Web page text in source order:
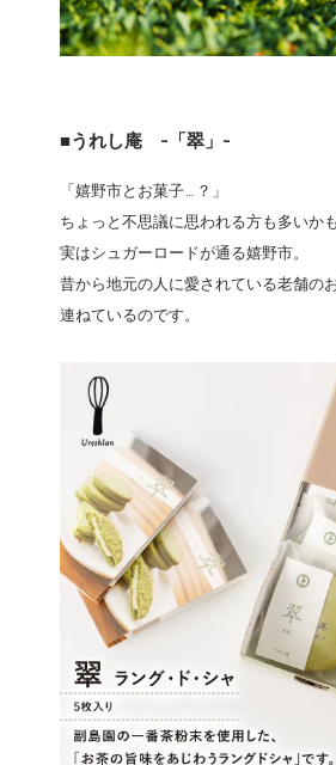
■うれし庵 -「翠」-
「嬉野市とお菓子…？」
ちょっと不思議に思われる方も多いか
実はシュガーロードが通る嬉野市。
昔から地元の人に愛されている老舗の
連ねているのです。